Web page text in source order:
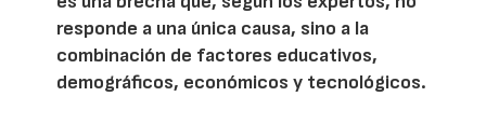
responde a una única causa, sino a la
combinación de factores educativos,
demográficos, económicos y tecnológicos.